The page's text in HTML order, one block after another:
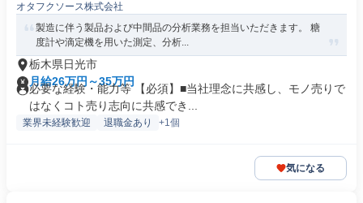
オタフクソース株式会社
製造に伴う製品および中間品の分析業務を担当いただきます。 糖
度計や滴定機を用いた測定、分析...
栃木県日光市
月給26万円～35万円
必要な経験・能力等 【必須】■当社理念に共感し、モノ売りで
はなくコト売り志向に共感でき...
業界未経験歓迎 退職金あり +1個
気になる